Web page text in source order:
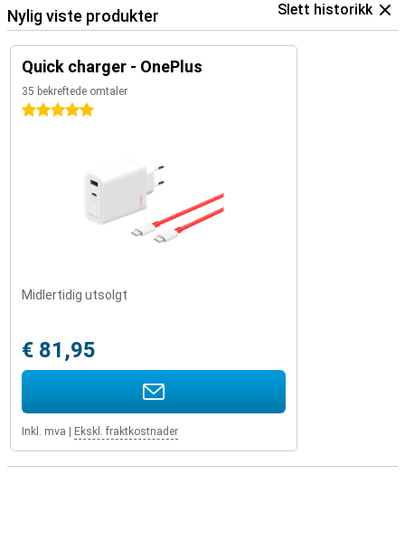
Nylig viste produkter Slett historikk
Quick charger - OnePlus
35 bekreftede omtaler
5 stjerner
Midlertidig utsolgt
€ 81,95
Inkl. mva Ekskl. fraktkostnader